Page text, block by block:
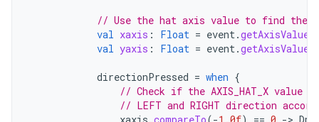
// Use the hat axis value to find the
val xaxis : Float = event.getAxisValue
val yaxis : Float = event.getAxisValue
directionPressed = when {
// Check if the AXIS_HAT_X value
// LEFT and RIGHT direction